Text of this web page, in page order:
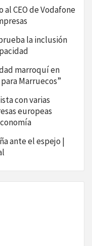
CEO de Vodafone
la inclusión
marroquí en
Marruecos”
con varias
europeas
ante el espejo |